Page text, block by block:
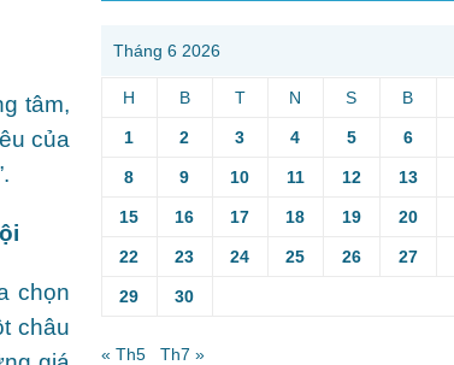
tâm,
của
chọn
châu
Tháng 6 2026
H B T N S B
1 2 3 4 5 6
8 9 10 11 12 13
15 16 17 18 19 20
22 23 24 25 26 27
29 30
« Th5 Th7 »